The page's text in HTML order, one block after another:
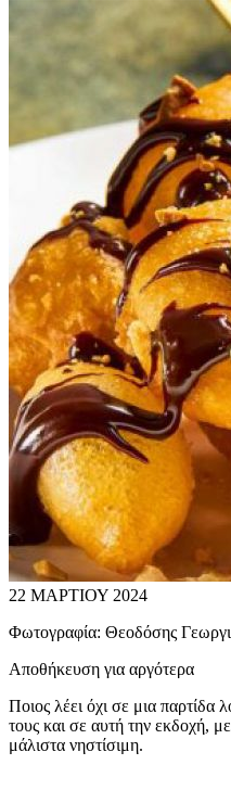
22 ΜΑΡΤΙΟΥ 2024
Φωτογραφία: Θεοδόσης
Αποθήκευση για αργότερα
Ποιος λέει όχι σε μια παρτίδα
τους και σε αυτή την εκδοχή,
μάλιστα νηστίσιμη.